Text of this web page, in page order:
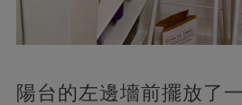
陽台的左邊墻前擺放了